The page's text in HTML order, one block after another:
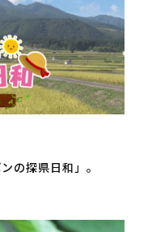
の探県日和」。